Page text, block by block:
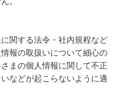
関する法令・社内規程など
報の取扱いについて細心の
まの個人情報に関して不正
などが起こらないように適